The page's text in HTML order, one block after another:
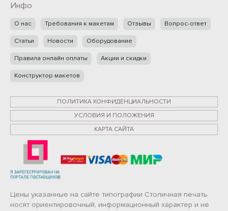
Инфо
О нас Требования к макетам Отзывы Вопрос-ответ
Статьи Новости Оборудование
Правила онлайн оплаты Акции и скидки
Конструктор макетов
ПОЛИТИКА КОНФИДЕНЦИАЛЬНОСТИ
УСЛОВИЯ И ПОЛОЖЕНИЯ
КАРТА САЙТА
Цены указанные на сайте типографии Столичная печать
носят ориентировочный, информационный характер и не